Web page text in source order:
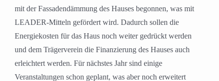
mit der Fassadendämmung des Hauses begonnen, was mit
LEADER-Mitteln gefördert wird. Dadurch sollen die
Energiekosten für das Haus noch weiter gedrückt werden
und dem Trägerverein die Finanzierung des Hauses auch
erleichtert werden. Für nächstes Jahr sind einige
Veranstaltungen schon geplant, was aber noch erweitert